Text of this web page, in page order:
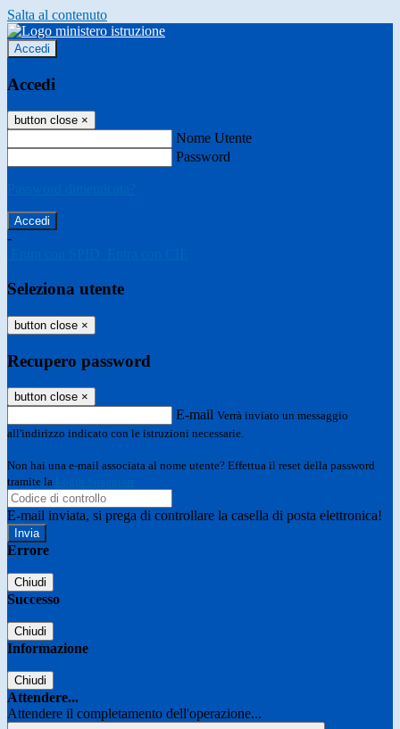
Salta al contenuto
Accedi
Accedi
button close ×
Nome Utente
Password
-
Seleziona utente
button close ×
Recupero password
button close ×
E-mail Verrà inviato un messaggio
all'indirizzo indicato con le istruzioni necessarie.
Non hai una e-mail associata al nome utente? Effettua il reset della password
tramite la
E-mail inviata, si prega di controllare la casella di posta elettronica!
Errore
Chiudi
Successo
Chiudi
Informazione
Chiudi
Attendere...
Attendere il completamento dell'operazione...